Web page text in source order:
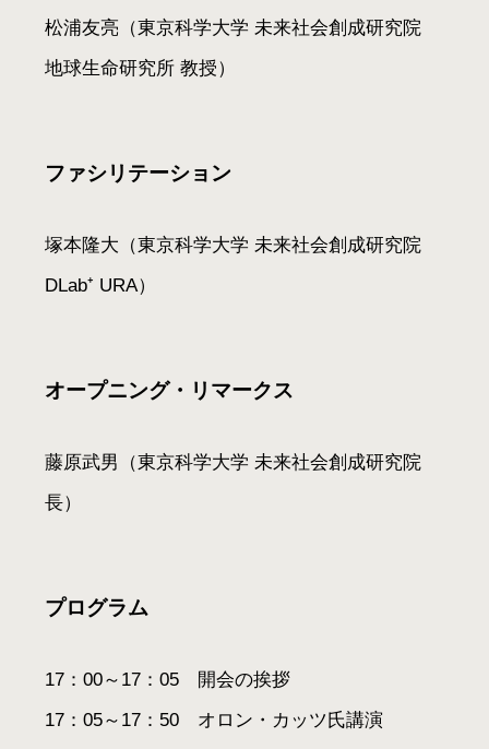
松浦友亮（東京科学大学 未来社会創成研究院
地球生命研究所 教授）
ファシリテーション
塚本隆大（東京科学大学 未来社会創成研究院
DLab⁺ URA）
オープニング・リマークス
藤原武男（東京科学大学 未来社会創成研究院
長）
プログラム
17：00～17：05 開会の挨拶
17：05～17：50 オロン・カッツ氏講演